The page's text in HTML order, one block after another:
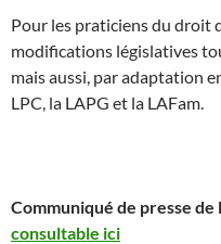
Pour les praticiens du droit
modifications législatives
mais aussi, par adaptation
LPC, la LAPG et la LAFam.
Communiqué de presse de
consultable ici